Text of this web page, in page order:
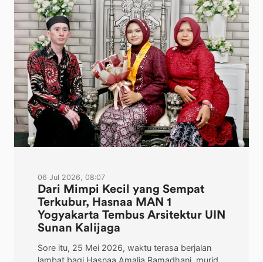
06 Jul 2026, 08:07
Dari Mimpi Kecil yang Sempat
Terkubur, Hasnaa MAN 1
Yogyakarta Tembus Arsitektur UIN
Sunan Kalijaga
Sore itu, 25 Mei 2026, waktu terasa berjalan
lambat bagi Hasnaa Amalia Ramadhani, murid